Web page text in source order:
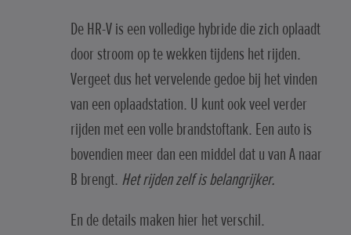
De HR-V is een volledige hybride die zich oplaadt
door stroom op te wekken tijdens het rijden.
Vergeet dus het vervelende gedoe bij het vinden
van een oplaadstation. U kunt ook veel verder
rijden met een volle brandstoftank. Een auto is
bovendien meer dan een middel dat u van A naar
B brengt. Het rijden zelf is belangrijker.
En de details maken hier het verschil.